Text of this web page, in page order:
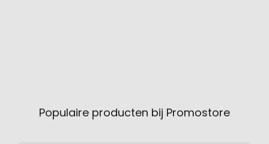
Populaire producten bij Promostore